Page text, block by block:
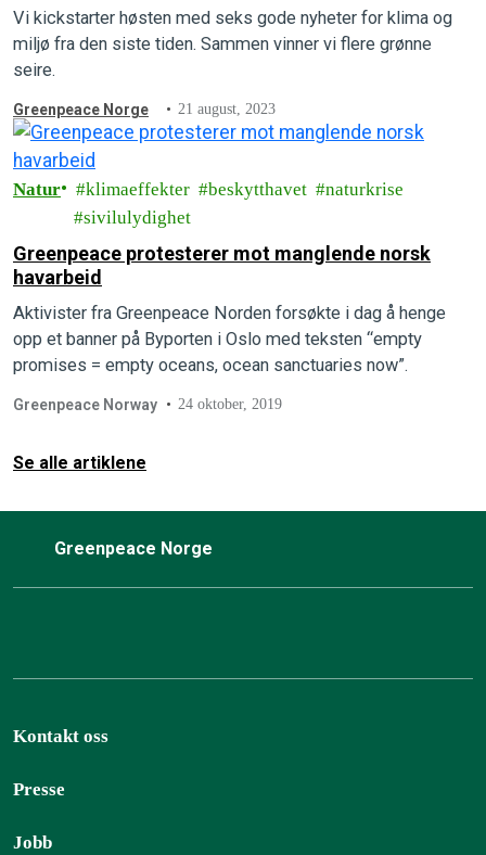
Vi kickstarter høsten med seks gode nyheter for klima og
miljø fra den siste tiden. Sammen vinner vi flere grønne
seire.
Greenpeace Norge 21 august, 2023
Natur klimaeffekter beskytthavet
naturkrise
sivilulydighet
Greenpeace protesterer mot manglende norsk
havarbeid
Aktivister fra Greenpeace Norden forsøkte i dag å henge
opp et banner på Byporten i Oslo med teksten “empty
promises = empty oceans, ocean sanctuaries now”.
Greenpeace Norway 24 oktober, 2019
Se alle artiklene
Greenpeace Norge
Kontakt oss
Presse
Jobb